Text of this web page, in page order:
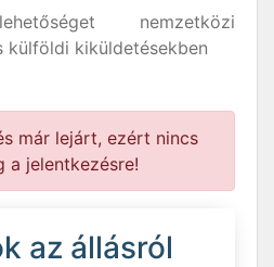
nemzetközi
külföldi kiküldetésekben
már lejárt, ezért nincs
a jelentkezésre!
az állásról